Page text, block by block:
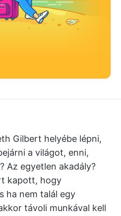
Gilbert helyébe lépni,
a világot, enni,
Az egyetlen akadály?
kapott, hogy
ha nem talál egy
távoli munkával kell